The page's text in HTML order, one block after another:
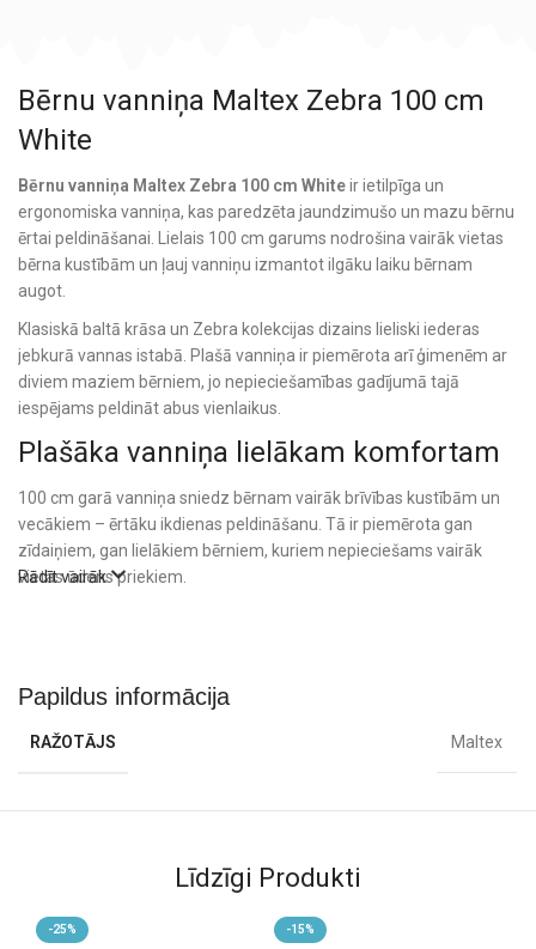
Bērnu vanniņa Maltex Zebra 100 cm
White
Bērnu vanniņa Maltex Zebra 100 cm Whiteir ietilpīga un
ergonomiska vanniņa, kas paredzēta jaundzimušo un mazu bērnu
ērtai peldināšanai. Lielais 100 cm garums nodrošina vairāk vietas
bērna kustībām un ļauj vanniņu izmantot ilgāku laiku bērnam
augot.
Klasiskā baltā krāsa un Zebra kolekcijas dizains lieliski iederas
jebkurā vannas istabā. Plašā vanniņa ir piemērota arī ģimenēm ar
diviem maziem bērniem, jo nepieciešamības gadījumā tajā
iespējams peldināt abus vienlaikus.
Plašāka vanniņa lielākam komfortam
100 cm garā vanniņa sniedz bērnam vairāk brīvības kustībām un
vecākiem – ērtāku ikdienas peldināšanu. Tā ir piemērota gan
zīdaiņiem, gan lielākiem bērniem, kuriem nepieciešams vairāk
vietas ūdens priekiem.
Piemērota zīdaiņiem un lielākiem bērniem
Saderīga ar 100 cm vannas statīvu
Kvalitāte ikdienai
Maltex vanniņa ir izgatavota no kvalitatīvas plastmasas, kas ir
Rādīt vairāk
Papildus informācija
RAŽOTĀJS Maltex
Līdzīgi Produkti
-25% -15%